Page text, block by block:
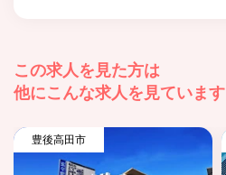
この求人を見た方は
他にこんな求人を見ています
豊後高田市